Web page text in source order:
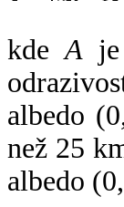
kdeA
albedo
než 25
albedo